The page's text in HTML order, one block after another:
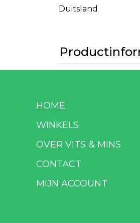
Duitsland
HOME
WINKELS
OVER VITS & MINS
CONTACT
MIJN ACCOUNT